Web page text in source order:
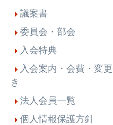
議案書
委員会・部会
入会特典
入会案内・会費・変
き
法人会員一覧
個人情報保護方針